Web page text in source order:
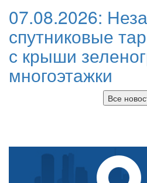
07.08.2026:
спутниковые
с крыши
многоэтажки
Все